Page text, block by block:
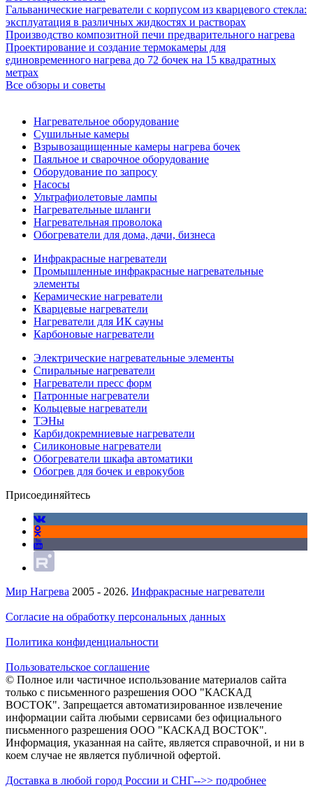
Гальванические нагреватели с корпусом из кварцевого стекла:
эксплуатация в различных жидкостях и растворах
Производство композитной печи предварительного нагрева
Проектирование и создание термокамеры для
единовременного нагрева до 72 бочек на 15 квадратных
метрах
Все обзоры и советы
Нагревательное оборудование
Сушильные камеры
Взрывозащищенные камеры нагрева бочек
Паяльное и сварочное оборудование
Оборудование по запросу
Насосы
Ультрафиолетовые лампы
Нагревательные шланги
Нагревательная проволока
Обогреватели для дома, дачи, бизнеса
Инфракрасные нагреватели
Промышленные инфракрасные нагревательные
элементы
Керамические нагреватели
Кварцевые нагреватели
Нагреватели для ИК сауны
Карбоновые нагреватели
Электрические нагревательные элементы
Спиральные нагреватели
Нагреватели пресс форм
Патронные нагреватели
Кольцевые нагреватели
ТЭНы
Карбидокремниевые нагреватели
Силиконовые нагреватели
Обогреватели шкафа автоматики
Обогрев для бочек и еврокубов
Присоединяйтесь
Мир Нагрева 2005 - 2026. Инфракрасные нагреватели
Согласие на обработку персональных данных
Политика конфиденциальности
Пользовательское соглашение
© Полное или частичное использование материалов сайта
только с письменного разрешения ООО "КАСКАД
ВОСТОК". Запрещается автоматизированное извлечение
информации сайта любыми сервисами без официального
письменного разрешения ООО "КАСКАД ВОСТОК".
Информация, указанная на сайте, является справочной, и ни в
коем случае не является публичной офертой.
Доставка в любой город России и СНГ-->> подробнее